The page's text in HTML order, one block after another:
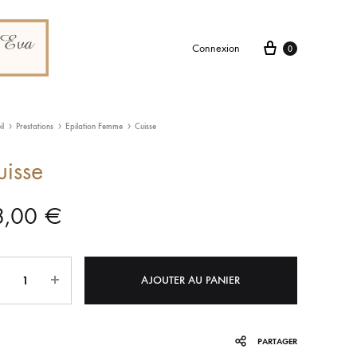
Connexion 0
Prestations Epilation Femme Cuisse
€
AJOUTER AU PANIER
PARTAGER